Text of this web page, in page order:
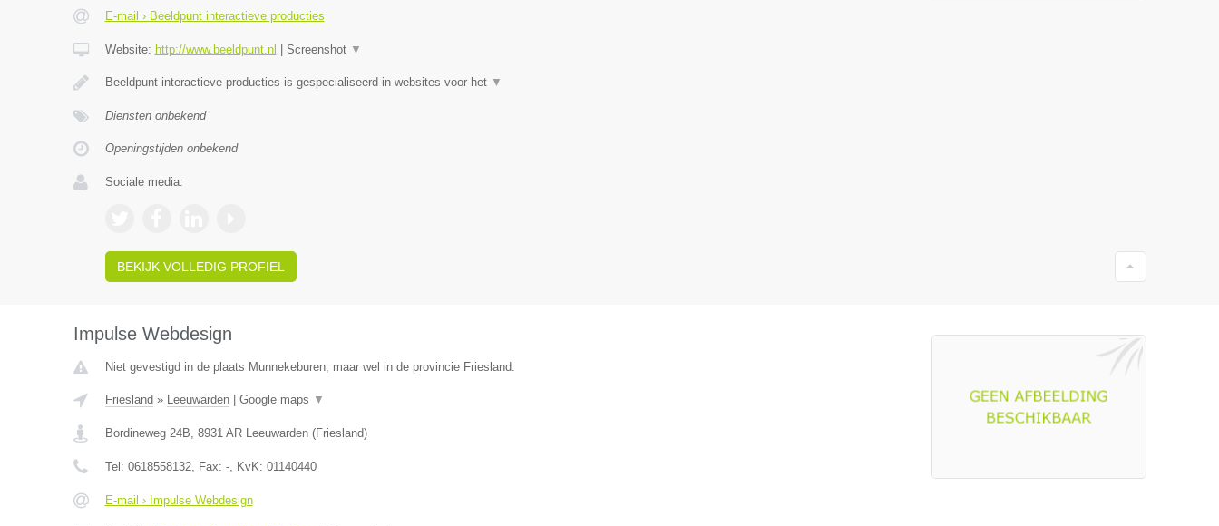
E-mail › Beeldpunt interactieve producties
Website: http://www.beeldpunt.nl Screenshot ▼
Beeldpunt interactieve producties is gespecialiseerd in websites voor het ▼
Diensten onbekend
Openingstijden onbekend
Sociale media:
BEKIJK VOLLEDIG PROFIEL
Impulse Webdesign
Niet gevestigd in de plaats Munnekeburen, maar wel in de provincie Friesland.
Friesland » Leeuwarden| Google maps ▼
Bordineweg 24B, 8931 AR Leeuwarden(Friesland)
Tel: 0618558132, Fax: -, KvK: 01140440
E-mail › Impulse Webdesign